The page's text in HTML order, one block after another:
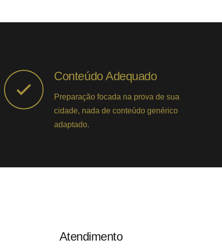
Conteúdo Adequado
Preparação focada na prova de sua
cidade, nada de conteúdo genérico
adaptado.
Atendimento